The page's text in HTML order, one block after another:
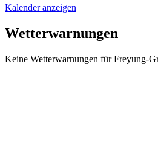
Kalender anzeigen
Wetterwarnungen
Keine Wetterwarnungen für Freyung-